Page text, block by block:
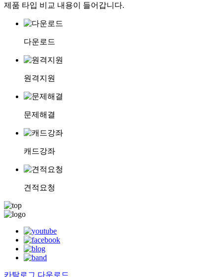
제품 타입 비교 내용이 들어갑니다.
다운로드
원격지원
문제해결
캐드강좌
견적요청
카탈로그 다운로드